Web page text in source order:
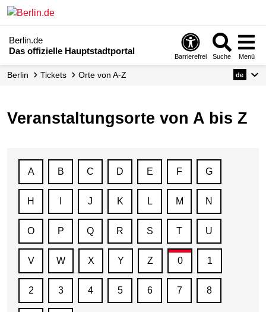
Berlin.de
Das offizielle Hauptstadtportal
Barrierefrei Suche Menü
Berlin Tickets Orte von A-Z de
Veranstaltungsorte von A bis Z
A B C D E F G
H J K L M N
O P Q R S T U
V W X Y Z 0 1
2 3 4 5 6 7 8